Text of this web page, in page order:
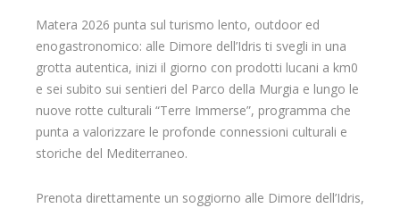
Matera 2026 punta sul turismo lento, outdoor ed
enogastronomico: alle Dimore dell’Idris ti svegli in una
grotta autentica, inizi il giorno con prodotti lucani a km0
e sei subito sui sentieri del Parco della Murgia e lungo le
nuove rotte culturali “Terre Immerse”, programma che
punta a valorizzare le profonde connessioni culturali e
storiche del Mediterraneo.
Prenota direttamente un soggiorno alle Dimore dell’Idris,